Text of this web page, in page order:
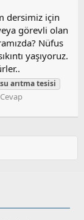
dersimiz için
görevli olan
Nüfus
yaşıyoruz.
arıtmatesisi